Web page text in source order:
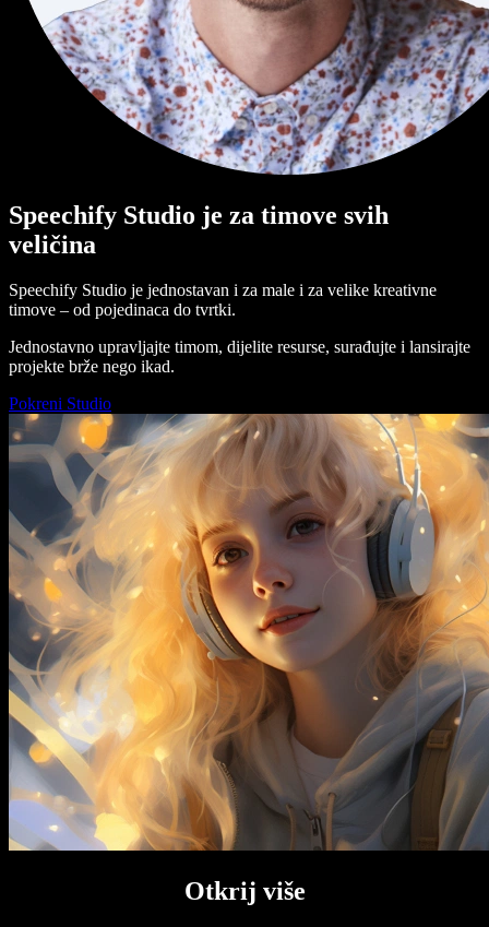
Speechify Studio je za timove svih
veličina
Speechify Studio je jednostavan i za male i za velike kreativne
timove – od pojedinaca do tvrtki.
Jednostavno upravljajte timom, dijelite resurse, surađujte i lansirajte
projekte brže nego ikad.
Pokreni Studio
Otkrij više